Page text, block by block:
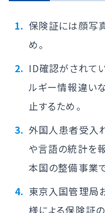
保険証には顔写
め。
ID確認がされて
ルギー情報違い
止するため。
外国人患者受入
や言語の統計を
本国の整備事業
東京入国管理局
様による保険証